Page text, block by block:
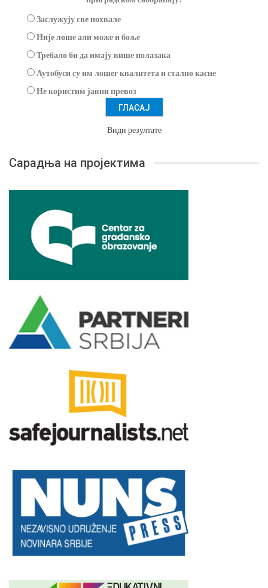
Заслужују све похвале
Није лоше али може и боље
Требало би да имају више полазака
Аутобуси су им лошег квалитета и стално касне
Не користим јавни превоз
Види резултате
Сарадња на пројектима